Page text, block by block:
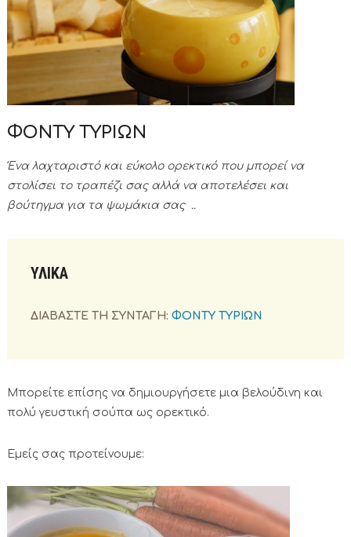
ΦΟΝΤΥ ΤΥΡΙΩΝ
Ένα λαχταριστό και εύκολο ορεκτικό που μπορεί να
στολίσει το τραπέζι σας αλλά να αποτελέσει και
βούτηγμα για τα ψωμάκια σας ..
ΥΛΙΚΑ
ΔΙΑΒΑΣΤΕ ΤΗ ΣΥΝΤΑΓΗ: ΦΟΝΤΥ ΤΥΡΙΩΝ
Μπορείτε επίσης να δημιουργήσετε μια βελούδινη και
πολύ γευστική σούπα ως ορεκτικό.
Εμείς σας προτείνουμε: